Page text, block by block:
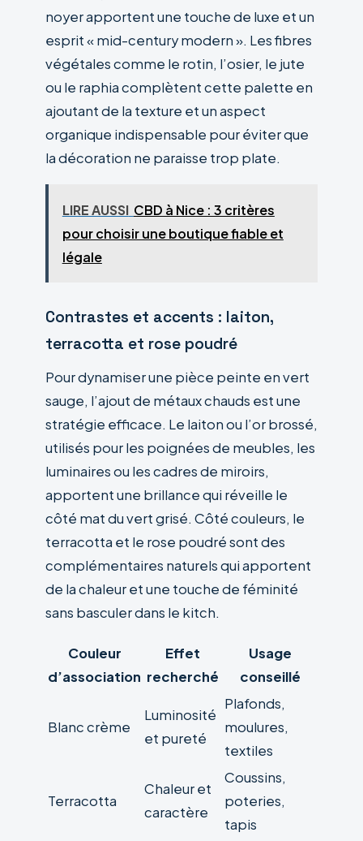
noyer apportent une touche de luxe et un
esprit « mid-century modern ». Les fibres
végétales comme le rotin, l’osier, le jute
ou le raphia complètent cette palette en
ajoutant de la texture et un aspect
organique indispensable pour éviter que
la décoration ne paraisse trop plate.
LIRE AUSSI CBD à Nice : 3 critères
pour choisir une boutique fiable et
légale
Contrastes et accents : laiton,
terracotta et rose poudré
Pour dynamiser une pièce peinte en vert
sauge, l’ajout de métaux chauds est une
stratégie efficace. Le laiton ou l’or brossé,
utilisés pour les poignées de meubles, les
luminaires ou les cadres de miroirs,
apportent une brillance qui réveille le
côté mat du vert grisé. Côté couleurs, le
terracotta et le rose poudré sont des
complémentaires naturels qui apportent
de la chaleur et une touche de féminité
sans basculer dans le kitch.
Couleur
d’association
Effet
recherché
Usage
conseillé
Blanc crème
Luminosité
et pureté
Plafonds,
moulures,
textiles
Terracotta
Chaleur et
caractère
Coussins,
poteries,
tapis